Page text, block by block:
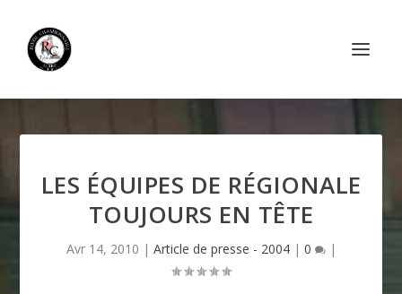
LES ÉQUIPES DE RÉGIONALE
TOUJOURS EN TÊTE
Avr 14, 2010 | Article de presse - 2004| 0 |